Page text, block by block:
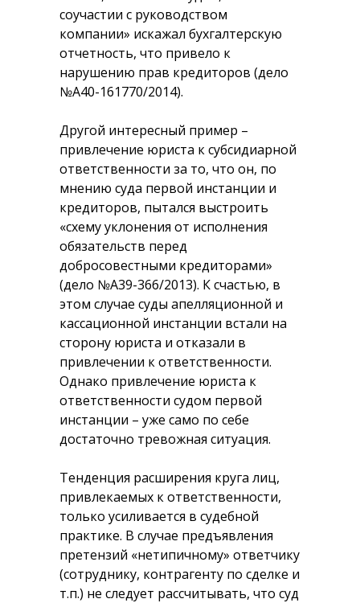
соучастии с руководством
компании» искажал бухгалтерскую
отчетность, что привело к
нарушению прав кредиторов (дело
№A40-161770/2014).
Другой интересный пример –
привлечение юриста к субсидиарной
ответственности за то, что он, по
мнению суда первой инстанции и
кредиторов, пытался выстроить
«схему уклонения от исполнения
обязательств перед
добросовестными кредиторами»
(дело №A39-366/2013). К счастью, в
этом случае суды апелляционной и
кассационной инстанции встали на
сторону юриста и отказали в
привлечении к ответственности.
Однако привлечение юриста к
ответственности судом первой
инстанции – уже само по себе
достаточно тревожная ситуация.
Тенденция расширения круга лиц,
привлекаемых к ответственности,
только усиливается в судебной
практике. В случае предъявления
претензий «нетипичному» ответчику
(сотруднику, контрагенту по сделке и
т.п.) не следует рассчитывать, что суд